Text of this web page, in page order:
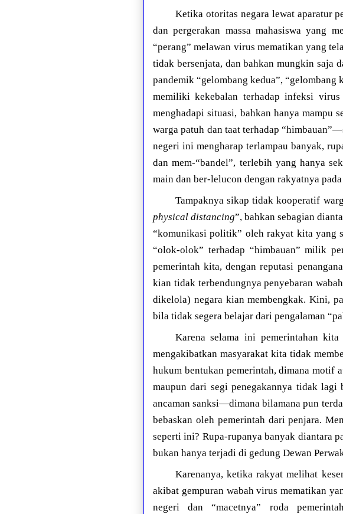
Ketika otoritas negara lewat aparatur
dan pergerakan massa mahasiswa yang
“perang” melawan virus mematikan yang
tidak bersenjata, dan bahkan mungkin saja
pandemik “gelombang kedua”,
memiliki kekebalan terhadap infeksi virus
menghadapi situasi, bahkan hanya mampu
warga patuh dan taat terhadap
negeri ini mengharap terlampau banyak,
dan mem-“bandel”, terlebih yang hanya
main dan ber-lelucon dengan rakyatnya
Tampaknya sikap tidak kooperatif
physical distancing”, bahkan sebagian
“komunikasi politik” oleh rakyat kita yang
“olok-olok” terhadap “himbauan” milik
pemerintah kita, dengan reputasi
kian tidak terbendungnya penyebaran
dikelola) negara kian membengkak. Kini,
bila tidak segera belajar dari pengalaman
Karena selama ini pemerintahan
mengakibatkan masyarakat kita tidak
hukum bentukan pemerintah, dimana motif
maupun dari segi penegakannya tidak
ancaman sanksi—dimana bilamana pun
bebaskan oleh pemerintah dari penjara.
seperti ini? Rupa-rupanya banyak diantara
bukan hanya terjadi di gedung Dewan
Karenanya, ketika rakyat melihat
akibat gempuran wabah virus mematikan
negeri dan “macetnya” roda